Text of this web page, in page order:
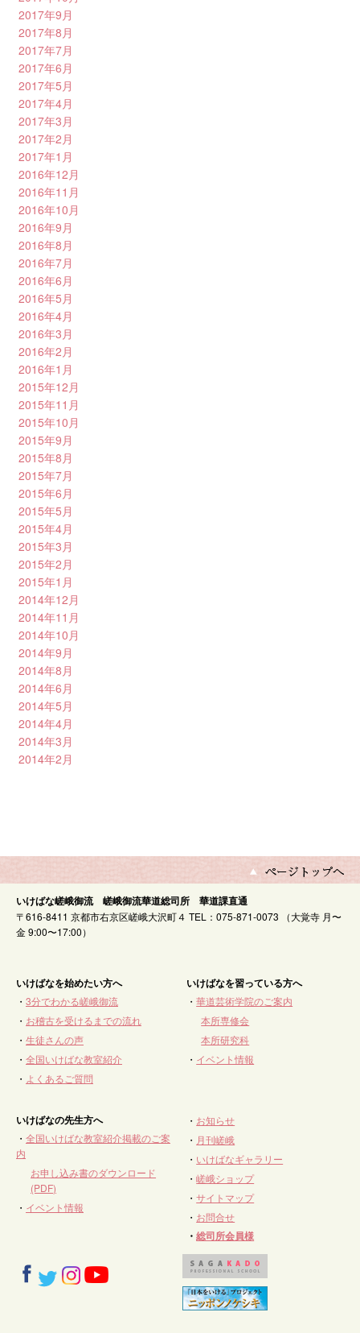
2017年9月
2017年8月
2017年7月
2017年6月
2017年5月
2017年4月
2017年3月
2017年2月
2017年1月
2016年12月
2016年11月
2016年10月
2016年9月
2016年8月
2016年7月
2016年6月
2016年5月
2016年4月
2016年3月
2016年2月
2016年1月
2015年12月
2015年11月
2015年10月
2015年9月
2015年8月
2015年7月
2015年6月
2015年5月
2015年4月
2015年3月
2015年2月
2015年1月
2014年12月
2014年11月
2014年10月
2014年9月
2014年8月
2014年6月
2014年5月
2014年4月
2014年3月
2014年2月
いけばな嵯峨御流 嵯峨御流華道総司所 華道課直通
〒616-8411 京都市右京区嵯峨大沢町４ TEL：075-871-0073 （大覚寺 月〜
金 9:00〜17:00）
いけばなを始めたい方へ
・ 3分でわかる嵯峨御流
・ お稽古を受けるまでの流れ
・ 生徒さんの声
・ 全国いけばな教室紹介
・ よくあるご質問
いけばなを習っている方へ
・華道芸術学院のご案内
本所専修会
本所研究科
・ イベント情報
いけばなの先生方へ
・ 全国いけばな教室紹介掲載のご案
内
お申し込み書のダウンロード
(PDF)
・ イベント情報
・ お知らせ
・ 月刊嵯峨
・ いけばなギャラリー
・嵯峨ショップ
・サイトマップ
・ お問合せ
・総司所会員様